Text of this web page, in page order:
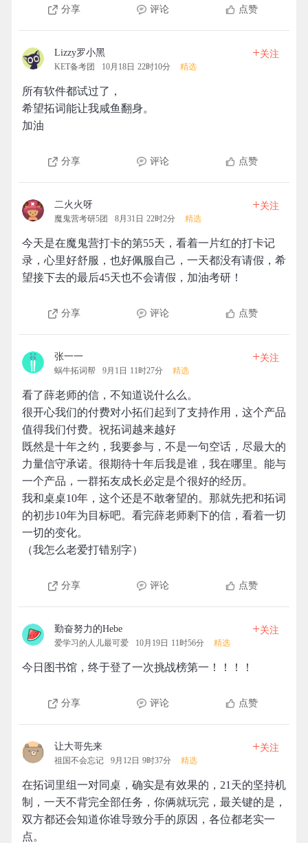
分享 评论 点赞
Lizzy罗小黑
KET备考团 10月18日 22时10分 精选
+关注
所有软件都试过了，
希望拓词能让我咸鱼翻身。
加油
分享 评论 点赞
二火火呀
魔鬼营考研5团 8月31日 22时2分 精选
+关注
今天是在魔鬼营打卡的第55天，看着一片红的打卡记
录，心里好舒服，也好佩服自己，一天都没有请假，希
望接下去的最后45天也不会请假，加油考研！
分享 评论 点赞
张一一
蜗牛拓词帮 9月1日 11时27分 精选
+关注
看了薛老师的信，不知道说什么么。
很开心我们的付费对小拓们起到了支持作用，这个产品
值得我们付费。祝拓词越来越好
既然是十年之约，我要参与，不是一句空话，尽最大的
力量信守承诺。很期待十年后我是谁，我在哪里。能与
一个产品，一群拓友成长必定是个很好的经历。
我和桌桌10年，这个还是不敢奢望的。那就先把和拓词
的初步10年为目标吧。看完薛老师剩下的信，看着一切
一切的变化。
（我怎么老爱打错别字）
分享 评论 点赞
勤奋努力的Hebe
爱学习的人儿最可爱 10月19日 11时56分 精选
+关注
今日图书馆，终于登了一次挑战榜第一！！！！
分享 评论 点赞
让大哥先来
祖国不会忘记 9月12日 9时37分 精选
+关注
在拓词里组一对同桌，确实是有效果的，21天的坚持机
制，一天不背完全部任务，你俩就玩完，最关键的是，
双方都还会知道你谁导致分手的原因，各位都老实一
点。